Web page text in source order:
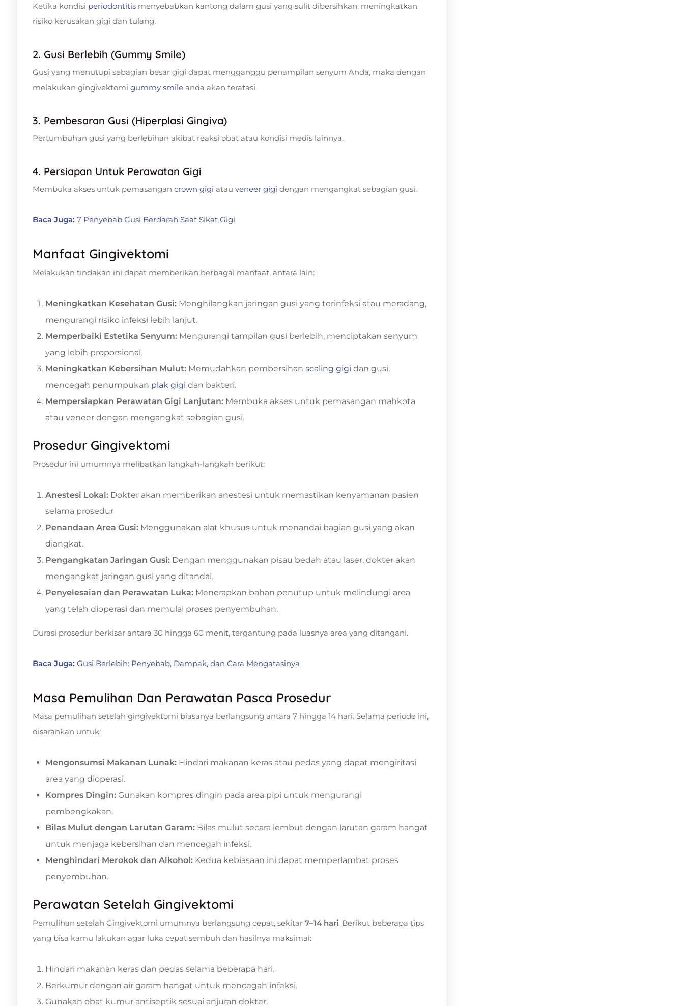
Ketika kondisi periodontitis menyebabkan kantong dalam gusi yang sulit dibersihkan, meningkatkan
risiko kerusakan gigi dan tulang.
2. Gusi Berlebih (Gummy Smile)
Gusi yang menutupi sebagian besar gigi dapat mengganggu penampilan senyum Anda, maka dengan
melakukan gingivektomi gummy smile anda akan teratasi.
3. Pembesaran Gusi (Hiperplasi Gingiva)
Pertumbuhan gusi yang berlebihan akibat reaksi obat atau kondisi medis lainnya.
4. Persiapan Untuk Perawatan Gigi
Membuka akses untuk pemasangan crown gigi atau veneer gigi dengan mengangkat sebagian gusi.
Baca Juga: 7 Penyebab Gusi Berdarah Saat Sikat Gigi
Manfaat Gingivektomi
Melakukan tindakan ini dapat memberikan berbagai manfaat, antara lain:
Meningkatkan Kesehatan Gusi: Menghilangkan jaringan gusi yang terinfeksi atau meradang,
mengurangi risiko infeksi lebih lanjut.
Memperbaiki Estetika Senyum: Mengurangi tampilan gusi berlebih, menciptakan senyum
yang lebih proporsional.
Meningkatkan Kebersihan Mulut: Memudahkan pembersihan scaling gigi dan gusi,
mencegah penumpukan plak gigi dan bakteri.
Mempersiapkan Perawatan Gigi Lanjutan: Membuka akses untuk pemasangan mahkota
atau veneer dengan mengangkat sebagian gusi.
Prosedur Gingivektomi
Prosedur ini umumnya melibatkan langkah-langkah berikut:
Anestesi Lokal: Dokter akan memberikan anestesi untuk memastikan kenyamanan pasien
selama prosedur
Penandaan Area Gusi: Menggunakan alat khusus untuk menandai bagian gusi yang akan
diangkat.
Pengangkatan Jaringan Gusi: Dengan menggunakan pisau bedah atau laser, dokter akan
mengangkat jaringan gusi yang ditandai.
Penyelesaian dan Perawatan Luka: Menerapkan bahan penutup untuk melindungi area
yang telah dioperasi dan memulai proses penyembuhan.
Durasi prosedur berkisar antara 30 hingga 60 menit, tergantung pada luasnya area yang ditangani.
Baca Juga: Gusi Berlebih: Penyebab, Dampak, dan Cara Mengatasinya
Masa Pemulihan Dan Perawatan Pasca Prosedur
Masa pemulihan setelah gingivektomi biasanya berlangsung antara 7 hingga 14 hari. Selama periode ini,
disarankan untuk:
Mengonsumsi Makanan Lunak: Hindari makanan keras atau pedas yang dapat mengiritasi
area yang dioperasi.
Kompres Dingin: Gunakan kompres dingin pada area pipi untuk mengurangi
pembengkakan.
Bilas Mulut dengan Larutan Garam: Bilas mulut secara lembut dengan larutan garam hangat
untuk menjaga kebersihan dan mencegah infeksi.
Menghindari Merokok dan Alkohol: Kedua kebiasaan ini dapat memperlambat proses
penyembuhan.
Perawatan Setelah Gingivektomi
Pemulihan setelah Gingivektomi umumnya berlangsung cepat, sekitar 7–14 hari. Berikut beberapa tips
yang bisa kamu lakukan agar luka cepat sembuh dan hasilnya maksimal:
Hindari makanan keras dan pedas selama beberapa hari.
Berkumur dengan air garam hangat untuk mencegah infeksi.
Gunakan obat kumur antiseptik sesuai anjuran dokter.